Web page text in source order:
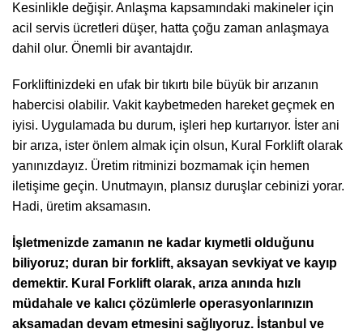
Kesinlikle değişir. Anlaşma kapsamındaki makineler için
acil servis ücretleri düşer, hatta çoğu zaman anlaşmaya
dahil olur. Önemli bir avantajdır.
Forkliftinizdeki en ufak bir tıkırtı bile büyük bir arızanın
habercisi olabilir. Vakit kaybetmeden hareket geçmek en
iyisi. Uygulamada bu durum, işleri hep kurtarıyor. İster ani
bir arıza, ister önlem almak için olsun, Kural Forklift olarak
yanınızdayız. Üretim ritminizi bozmamak için hemen
iletişime geçin. Unutmayın, plansız duruşlar cebinizi yorar.
Hadi, üretim aksamasın.
İşletmenizde zamanın ne kadar kıymetli olduğunu
biliyoruz; duran bir forklift, aksayan sevkiyat ve kayıp
demektir. Kural Forklift olarak, arıza anında hızlı
müdahale ve kalıcı çözümlerle operasyonlarınızın
aksamadan devam etmesini sağlıyoruz. İstanbul ve